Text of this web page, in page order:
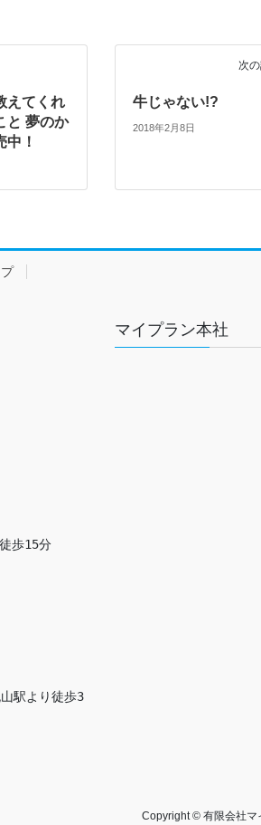
えてくれ
と 夢のか
中！
次
牛じゃない!?
2018年2月8日
歩15分
駅より徒歩3
マイプラン本社
Copyright © 有限会社マ